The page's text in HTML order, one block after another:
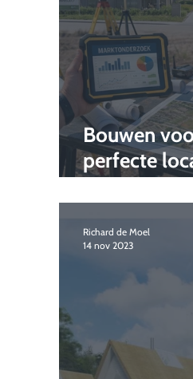
Bouwen
perfecte
kans is
Richard de Moel
14 nov 2023